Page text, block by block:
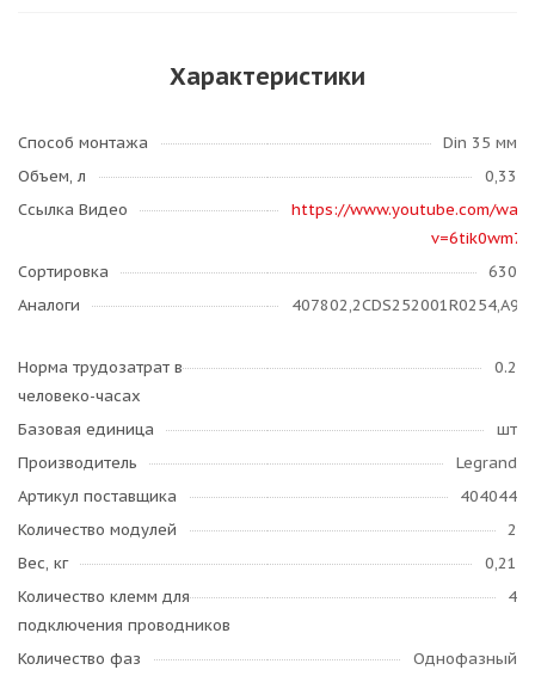
Характеристики
Способ монтажа
Din 35 мм
Объем, л
0,33
Ссылка Видео
https://www.youtube.com/
Сортировка
630
Аналоги
Норма трудозатрат в
человеко-часах
0.2
Базовая единица
шт
Производитель
Legrand
Артикул поставщика
404044
Количество модулей
2
Вес, кг
0,21
Количество клемм для
подключения проводников
4
Количество фаз Однофазный